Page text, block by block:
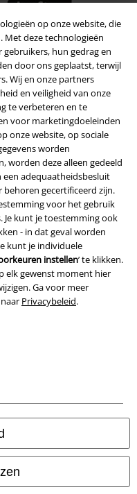
op onze website, die
Met deze technologieën
hun gedrag en
door ons geplaatst, terwijl
Wij en onze partners
en veiligheid van onze
te verbeteren en te
voor marketingdoeleinden
onze website, op sociale
worden
worden deze alleen gedeeld
adequaatheidsbesluit
behoren gecertificeerd zijn.
voor het gebruik
Je kunt je toestemming ook
- in dat geval worden
kunt je individuele
instellen’ te klikken.
elk gewenst moment hier
Ga voor meer
Privacybeleid.
Company